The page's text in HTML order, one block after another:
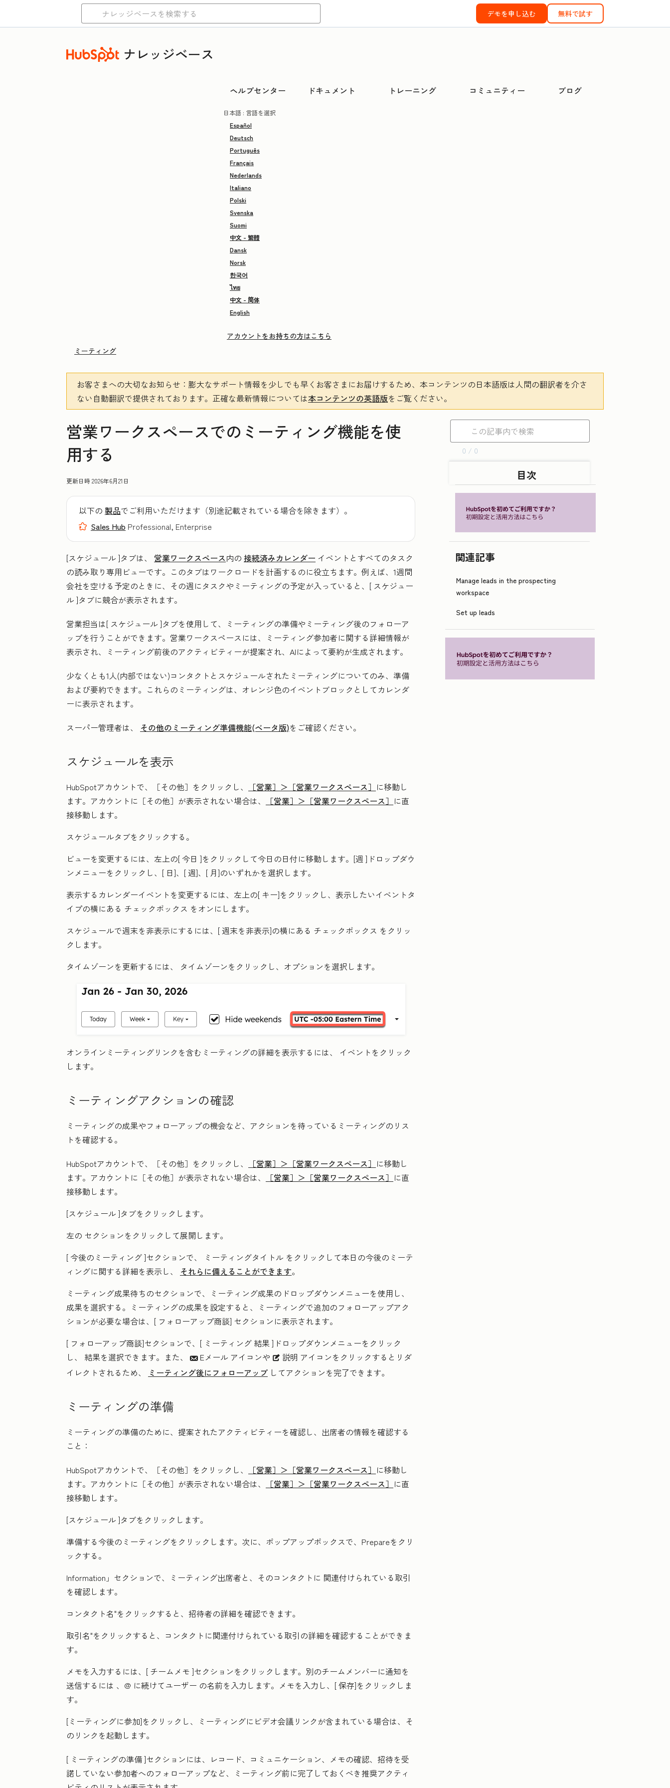
デモを申し込む 無料で試す
ナレッジベース
ヘルプセンター ドキュメント トレーニング コミュニティー ブログ
日本語 : 言語を選択
Español
Deutsch
Português
Français
Nederlands
Italiano
Polski
Svenska
Suomi
中文 - 繁體
Dansk
Norsk
한국어
ไทย
中文 - 简体
English
アカウントをお持ちの方はこちら
ミーティング
お客さまへの大切なお知らせ ：膨大なサポート情報を少しでも早くお客さまにお届けするため、本コンテンツの日本語版は人間の翻訳者を介さ
ない自動翻訳で提供されております。 正確な最新情報については本コンテンツの英語版をご覧ください。
営業ワークスペースでのミーティング機能を使
用する
更新日時2026年6月21日
以下の 製品でご利用いただけます（別途記載されている場合を除きます）。
Sales Hub Professional, Enterprise
[スケジュール ]タブは、 営業ワークスペース内の 接続済みカレンダー イベントとすべてのタスク
の読み取り専用ビューです。このタブはワークロードを計画するのに役立ちます。例えば、1週間
会社を空ける予定のときに、その週にタスクやミーティングの予定が入っていると、[ スケジュー
ル ]タブに競合が表示されます。
営業担当は[ スケジュール ]タブを使用して、ミーティングの準備やミーティング後のフォローア
ップを行うことができます。営業ワークスペースには、ミーティング参加者に関する詳細情報が
表示され、ミーティング前後のアクティビティーが提案され、AIによって要約が生成されます。
少なくとも1人(内部ではない)コンタクトとスケジュールされたミーティングについてのみ、準備
および要約できます。これらのミーティングは、オレンジ色のイベントブロックとしてカレンダ
ーに表示されます。
スーパー管理者は、 その他のミーティング準備機能(ベータ版)をご確認ください。
スケジュールを表示
HubSpotアカウントで、 ［その他］をクリックし、 ［営業］＞ ［営業ワークスペース］ に移動し
ます。アカウントに ［その他］が表示されない場合は、 ［営業］＞ ［営業ワークスペース］ に直
接移動します。
スケジュールタブをクリックする。
ビューを変更するには、左上の[ 今日 ]をクリックして今日の日付に移動します。 [週 ]ドロップダウ
ンメニューをクリックし、[ 日]、[週]、[ 月]のいずれかを選択します。
表示するカレンダーイベントを変更するには、左上の[ キー]をクリックし、表示したいイベントタ
イプの横にある チェックボックス をオンにします。
スケジュールで週末を非表示にするには、[週末を非表示]の横にある チェックボックス をクリッ
クします。
タイムゾーンを更新するには、 タイムゾーンをクリックし、オプションを選択します。
オンラインミーティングリンクを含むミーティングの詳細を表示するには、 イベントをクリック
します。
ミーティングアクションの確認
ミーティングの成果やフォローアップの機会など、アクションを待っているミーティングのリス
トを確認する。
HubSpotアカウントで、
［その他］をクリックし、 ［営業］＞ ［営業ワークスペース］ に移動し
ます。アカウントに ［その他］が表示されない場合は、 ［営業］＞ ［営業ワークスペース］ に直
接移動します。
[スケジュール ]タブをクリックします。
左の セクションをクリックして展開します。
[ 今後のミーティング]セクションで、 ミーティングタイトル をクリックして本日の今後のミーテ
ィングに関する詳細を表示し、 それらに備えることができます。
ミーティング成果待ち のセクションで、 ミーティング成果のドロップダウンメニューを使用し、
成果を選択する。ミーティングの成果を設定すると、ミーティングで追加のフォローアップアク
ションが必要な場合は、[ フォローアップ商談] セクションに表示されます。
[ フォローアップ商談]セクションで、[ ミーティング 結果]ドロップダウンメニューをクリック
し、 結果を選択できます。また、 email Eメール アイコンや description 説明 アイコンをクリックするとリダ
イレクトされるため、
ミーティング後にフォローアップ してアクションを完了できます。
ミーティングの準備
ミーティングの準備のために、提案されたアクティビティーを確認し、出席者の情報を確認する
こと：
HubSpotアカウントで、
［その他］をクリックし、 ［営業］＞ ［営業ワークスペース］ に移動し
ます。アカウントに ［その他］が表示されない場合は、 ［営業］＞ ［営業ワークスペース］ に直
接移動します。
[スケジュール ]タブをクリックします。
準備する今後のミーティングをクリックします。次に、ポップアップボックスで、 Prepareをクリ
ックする。
Information 」セクションで、ミーティング出席者と、そのコンタクトに 関連付けられている取引
を確認します。
コンタクト名"をクリックすると、招待者の詳細を確認できます。
取引名"をクリックすると、コンタクトに関連付けられている取引の詳細を確認することができま
す。
メモを入力するには、[ チームメモ ]セクションをクリックします。別のチームメンバーに通知を
送信するには 、@ に続けてユーザー の名前を入力します。 メモを入力し、[保存]をクリックしま
す。
[ミーティングに参加]をクリックし、ミーティングにビデオ会議リンクが含まれている場合は、そ
のリンクを起動します。
[ ミーティングの準備]セクションには、レコード、コミュニケーション、メモの確認、招待を受
諾していない参加者へのフォローアップなど、ミーティング前に完了しておくべき推奨アクティ
0 / 0
目次
関連記事
Manage leads in the prospecting
workspace
Set up leads